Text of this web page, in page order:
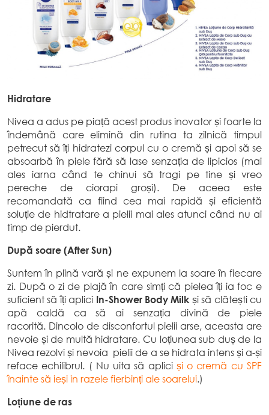
Hidratare
Nivea a adus pe piață acest produs inovator și foarte la
îndemână care elimină din rutina ta zilnică timpul
petrecut să îți hidratezi corpul cu o cremă și apoi să se
absoarbă în piele fără să lase senzația de lipicios (mai
ales iarna când te chinui să tragi pe tine și vreo
pereche de ciorapi groși). De aceea este
recomandată ca fiind cea mai rapidă și eficientă
soluție de hidtratare a pielii mai ales atunci când nu ai
timp de pierdut.
După soare (After Sun)
Suntem în plină vară și ne expunem la soare în fiecare
zi. După o zi de plajă în care simți că pielea îți ia foc e
suficient să îți aplici In-Shower Body Milk și să clătești cu
apă caldă ca să ai senzația divină de piele
racorită. Dincolo de disconfortul pielii arse, aceasta are
nevoie și de multă hidratare. Cu loțiunea sub duș de la
Nivea rezolvi și nevoia pielii de a se hidrata intens și a-și
reface echilibrul. ( Nu uita să aplici și o cremă cu SPF
înainte să ieși in razele fierbinți ale soarelui.)
Loțiune de ras